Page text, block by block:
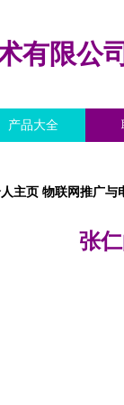
有限公司
产品大全
主页 物联网推广与
张